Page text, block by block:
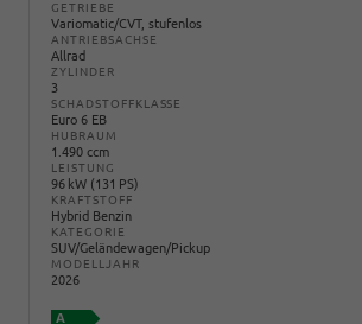
GETRIEBE
Variomatic/CVT, stufenlos
ANTRIEBSACHSE
Allrad
ZYLINDER
3
SCHADSTOFFKLASSE
Euro 6 EB
HUBRAUM
1.490 ccm
LEISTUNG
96 kW (131 PS)
KRAFTSTOFF
Hybrid Benzin
KATEGORIE
SUV/Geländewagen/Pickup
MODELLJAHR
2026